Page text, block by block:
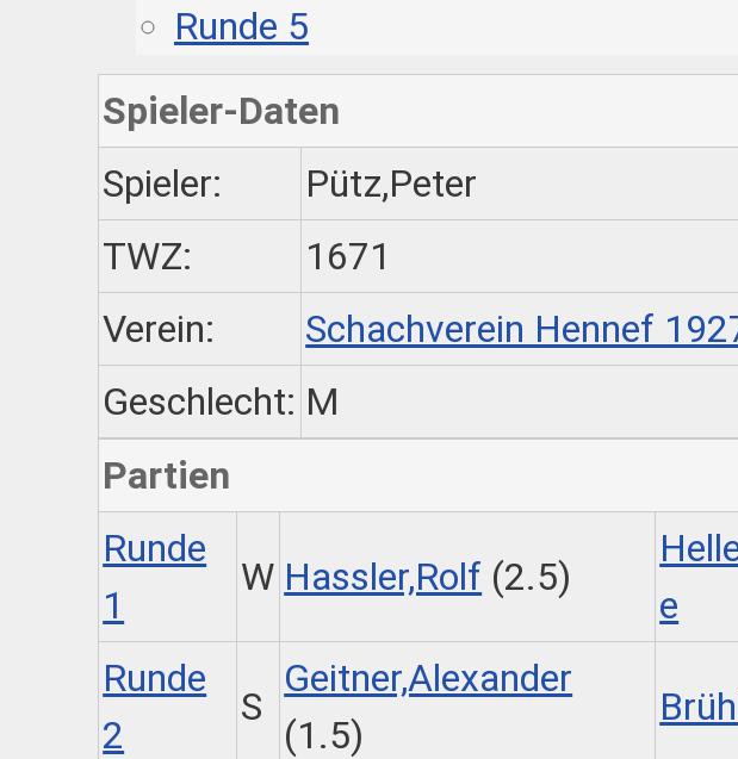
Runde 5
Spieler-Daten
Spieler:
Pütz,Peter
TWZ:
1671
Verein:
Schachverein Hennef
Geschlecht: M
Partien
Runde
1
W Hassler,Rolf (2.5)
e
Runde
2
S
Geitner,Alexander
(1.5)